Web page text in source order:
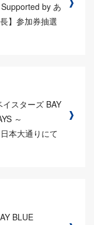
by あ
】参加券抽選
スターズ BAY
～
本大通りにて
BLUE